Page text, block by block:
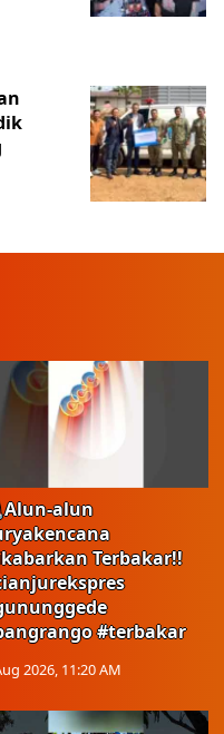
alun
Terbakar!!
#terbakar
2026, 11:20 AM